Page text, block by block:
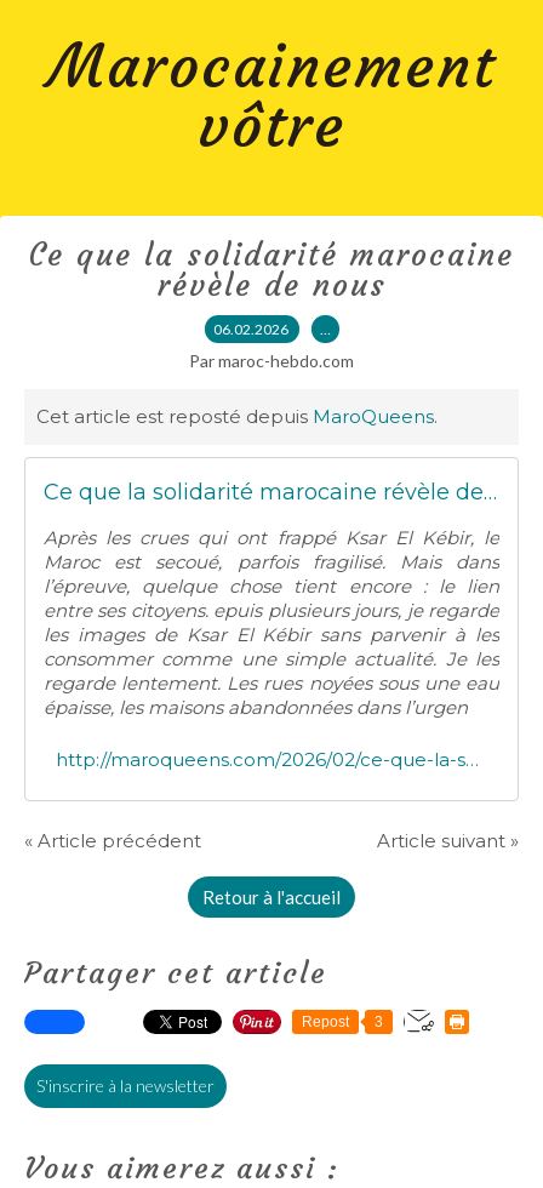
Marocainement
vôtre
Ce que la solidarité marocaine
révèle de nous
06.02.2026 …
Par maroc-hebdo.com
Cet article est reposté depuis MaroQueens.
Ce que la solidarité marocaine révèle de nous
Après les crues qui ont frappé Ksar El Kébir, le
Maroc est secoué, parfois fragilisé. Mais dans
l’épreuve, quelque chose tient encore : le lien
entre ses citoyens. epuis plusieurs jours, je regarde
les images de Ksar El Kébir sans parvenir à les
consommer comme une simple actualité. Je les
regarde lentement. Les rues noyées sous une eau
épaisse, les maisons abandonnées dans l’urgen
http://maroqueens.com/2026/02/ce-que-la-solidarite-marocaine-revele-de-nous.html
« Article précédent Article suivant »
Retour à l'accueil
Partager cet article
Repost 3
S'inscrire à la newsletter
Vous aimerez aussi :